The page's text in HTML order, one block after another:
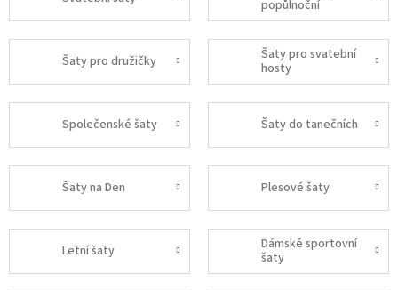
popůlnoční
Šaty pro družičky
Šaty pro svatební
hosty
Společenské šaty Šaty do tanečních
Šaty na Den Plesové šaty
Letní šaty
Dámské sportovní
šaty